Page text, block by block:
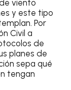
viento
y este tipo
Por
Civil a
de
planes de
sepa qué
tengan